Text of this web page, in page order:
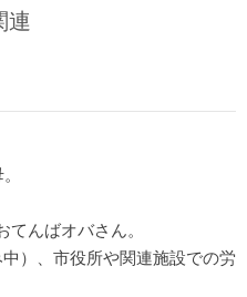
連
てんばオバさん。
）、市役所や関連施設での労